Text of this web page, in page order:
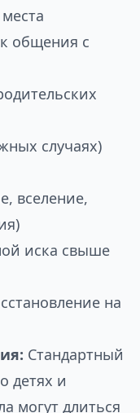
общения с
случаях)
вселение,
иска свыше
на
Стандартный
детях и
могут длиться